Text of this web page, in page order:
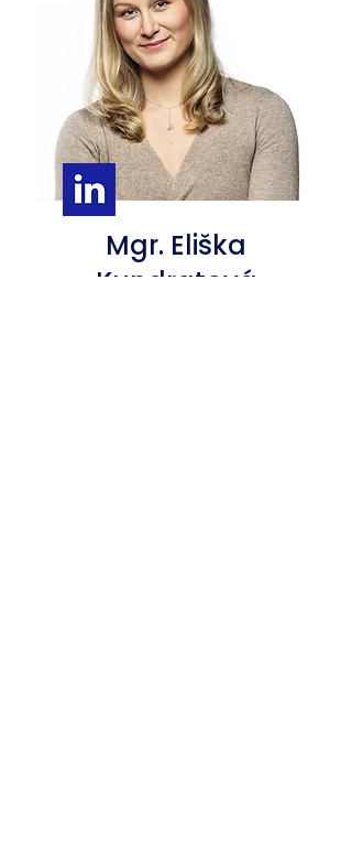
Mgr. Eliška
Kundratová